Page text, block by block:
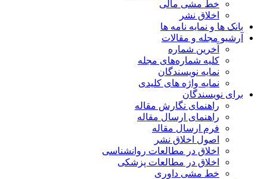
خط مشی مالی
اخلاق نشر
بانک ها و نمایه نامه ها
آرشیو مجله و مقالات
آخرین شماره
کلیه شماره‌های مجله
نمایه نویسندگان
نمایه واژه های کلیدی
برای نویسندگان
راهنمای نگارش مقاله
راهنمای ارسال مقاله
فرم ارسال مقاله
اصول اخلاق نشر
اخلاق در مطالعات روانشناسی
اخلاق در مطالعات پزشکی
خط مشی داوری